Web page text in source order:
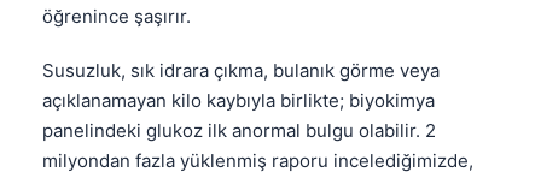
öğrenince şaşırır.
Susuzluk, sık idrara çıkma, bulanık görme veya
açıklanamayan kilo kaybıyla birlikte; biyokimya
panelindeki glukoz ilk anormal bulgu olabilir. 2
milyondan fazla yüklenmiş raporu incelediğimizde,